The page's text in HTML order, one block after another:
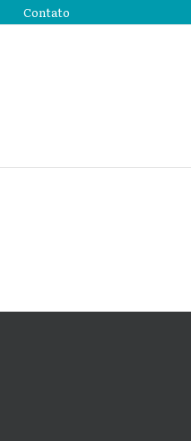
Contato